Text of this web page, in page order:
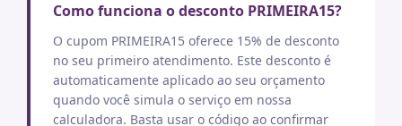
Como funciona o desconto PRIMEIRA15?
O cupom PRIMEIRA15 oferece 15% de desconto
no seu primeiro atendimento. Este desconto é
automaticamente aplicado ao seu orçamento
quando você simula o serviço em nossa
calculadora. Basta usar o código ao confirmar